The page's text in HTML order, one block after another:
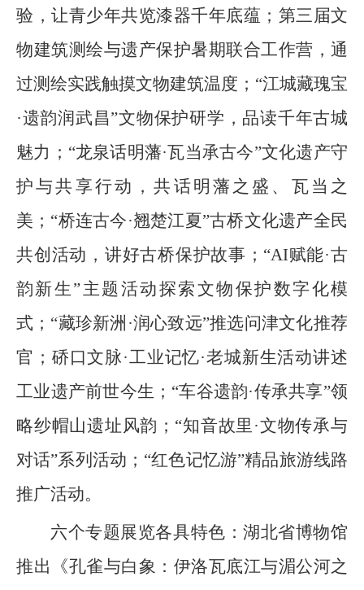
验，让青少年共览漆器千年底蕴；第三届文
物建筑测绘与遗产保护暑期联合工作营，通
过测绘实践触摸文物建筑温度；“江城藏瑰宝
·遗韵润武昌”文物保护研学，品读千年古城
魅力；“龙泉话明藩·瓦当承古今”文化遗产守
护与共享行动，共话明藩之盛、瓦当之
美；“桥连古今·翘楚江夏”古桥文化遗产全民
共创活动，讲好古桥保护故事；“AI赋能·古
韵新生”主题活动探索文物保护数字化模
式；“藏珍新洲·润心致远”推选问津文化推荐
官；硚口文脉·工业记忆·老城新生活动讲述
工业遗产前世今生；“车谷遗韵·传承共享”领
略纱帽山遗址风韵；“知音故里·文物传承与
对话”系列活动；“红色记忆游”精品旅游线路
推广活动。
六个专题展览各具特色：湖北省博物馆
推出《孔雀与白象：伊洛瓦底江与湄公河之